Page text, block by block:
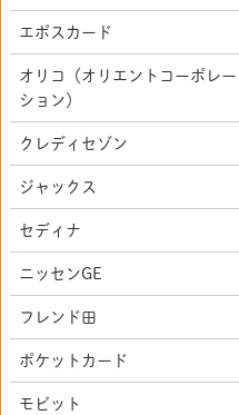
エポスカード
オリコ（オリエントコーポレー
ション）
クレディセゾン
ジャックス
セディナ
ニッセンGE
フレンド田
ポケットカード
モビット